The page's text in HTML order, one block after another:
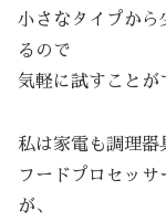
小さなタイプから
るので
気軽に試すことが
私は家電も調理器
フードプロセッ
が、